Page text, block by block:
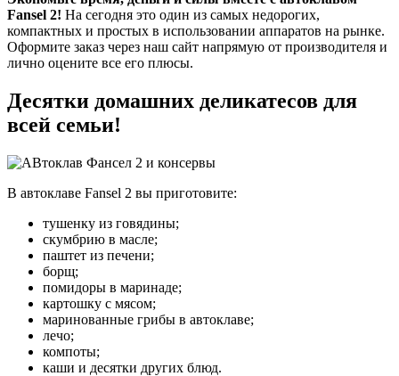
Fansel 2! На сегодня это один из самых недорогих,
компактных и простых в использовании аппаратов на рынке.
Оформите заказ через наш сайт напрямую от производителя и
лично оцените все его плюсы.
Десятки домашних деликатесов для
всей семьи!
В автоклаве Fansel 2 вы приготовите:
тушенку из говядины;
скумбрию в масле;
паштет из печени;
борщ;
помидоры в маринаде;
картошку с мясом;
маринованные грибы в автоклаве;
лечо;
компоты;
каши и десятки других блюд.